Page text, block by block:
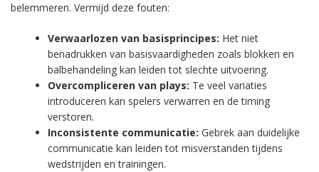
belemmeren. Vermijd deze fouten:
Verwaarlozen van basisprincipes: Het niet
benadrukken van basisvaardigheden zoals blokken en
balbehandeling kan leiden tot slechte uitvoering.
Overcompliceren van plays: Te veel variaties
introduceren kan spelers verwarren en de timing
verstoren.
Inconsistente communicatie: Gebrek aan duidelijke
communicatie kan leiden tot misverstanden tijdens
wedstrijden en trainingen.